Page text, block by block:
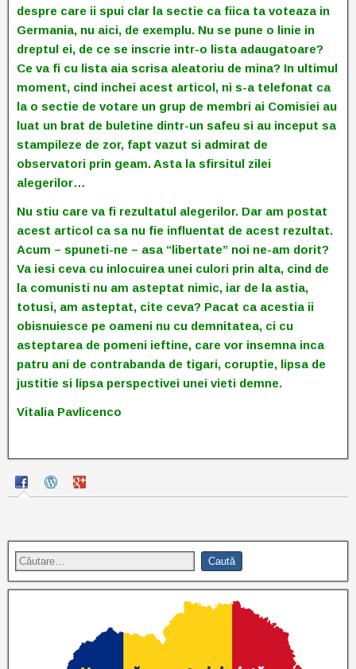
despre care ii spui clar la sectie ca fiica ta voteaza in
Germania, nu aici, de exemplu. Nu se pune o linie in
dreptul ei, de ce se inscrie intr-o lista adaugatoare?
Ce va fi cu lista aia scrisa aleatoriu de mina? In ultimul
moment, cind inchei acest articol, ni s-a telefonat ca
la o sectie de votare un grup de membri ai Comisiei au
luat un brat de buletine dintr-un safeu si au inceput sa
stampileze de zor, fapt vazut si admirat de
observatori prin geam. Asta la sfirsitul zilei
alegerilor…
Nu stiu care va fi rezultatul alegerilor. Dar am postat
acest articol ca sa nu fie influentat de acest rezultat.
Acum – spuneti-ne – asa “libertate” noi ne-am dorit?
Va iesi ceva cu inlocuirea unei culori prin alta, cind de
la comunisti nu am asteptat nimic, iar de la astia,
totusi, am asteptat, cite ceva? Pacat ca acestia ii
obisnuiesce pe oameni nu cu demnitatea, ci cu
asteptarea de pomeni ieftine, care vor insemna inca
patru ani de contrabanda de tigari, coruptie, lipsa de
justitie si lipsa perspectivei unei vieti demne.
Vitalia Pavlicenco